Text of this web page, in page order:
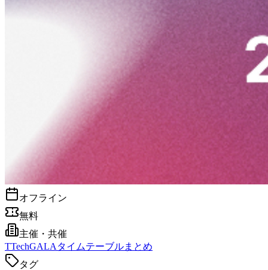
オフライン
無料
主催・共催
TTechGALAタイムテーブルまとめ
タグ